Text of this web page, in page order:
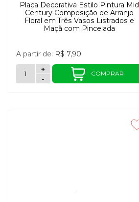
Placa Decorativa Estilo Pintura Mid
Century Composição de Arranjo
Floral em Três Vasos Listrados e
Maçã com Pincelada
A partir de: R$ 7,90
-
+
COMPRAR